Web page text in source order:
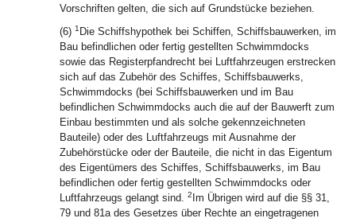
Vorschriften gelten, die sich auf Grundstücke beziehen.
(6) 1 Die Schiffshypothek bei Schiffen, Schiffsbauwerken, im
Bau befindlichen oder fertig gestellten Schwimmdocks
sowie das Registerpfandrecht bei Luftfahrzeugen erstrecken
sich auf das Zubehör des Schiffes, Schiffsbauwerks,
Schwimmdocks (bei Schiffsbauwerken und im Bau
befindlichen Schwimmdocks auch die auf der Bauwerft zum
Einbau bestimmten und als solche gekennzeichneten
Bauteile) oder des Luftfahrzeugs mit Ausnahme der
Zubehörstücke oder der Bauteile, die nicht in das Eigentum
des Eigentümers des Schiffes, Schiffsbauwerks, im Bau
befindlichen oder fertig gestellten Schwimmdocks oder
Luftfahrzeugs gelangt sind. 2 Im Übrigen wird auf die §§ 31,
79 und 81a des Gesetzes über Rechte an eingetragenen